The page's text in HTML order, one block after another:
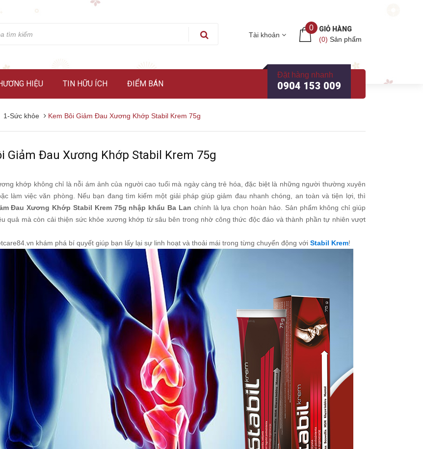
Tài khoản
0
GIỎ HÀNG
(0) Sản phẩm
HIỆU TIN HỮU ÍCH ĐIỂM BÁN
Đặt hàng nhanh
0904 153 009
1-Sức khỏe Kem Bôi Giảm Đau Xương Khớp Stabil Krem 75g
Giảm Đau Xương Khớp Stabil Krem 75g
khớp không chỉ là nỗi ám ảnh của người cao tuổi mà ngày càng trẻ hóa, đặc biệt là những người thường xuyên
làm việc văn phòng. Nếu bạn đang tìm kiếm một giải pháp giúp giảm đau nhanh chóng, an toàn và tiện lợi, thì
Đau Xương Khớp Stabil Krem 75g nhập khẩu Ba Lan chính là lựa chọn hoàn hảo. Sản phẩm không chỉ giúp
quả mà còn cải thiện sức khỏe xương khớp từ sâu bên trong nhờ công thức độc đáo và thành phần tự nhiên vượt
khám phá bí quyết giúp bạn lấy lại sự linh hoạt và thoải mái trong từng chuyển động với Stabil Krem!